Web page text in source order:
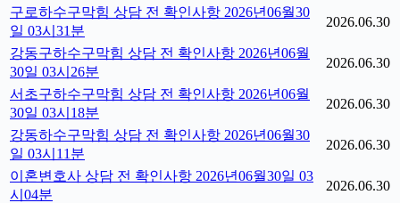
구로하수구막힘 상담 전 확인사항 2026년06월30
일 03시31분
2026.06.30
강동구하수구막힘 상담 전 확인사항 2026년06월
30일 03시26분
2026.06.30
서초구하수구막힘 상담 전 확인사항 2026년06월
30일 03시18분
2026.06.30
강동하수구막힘 상담 전 확인사항 2026년06월30
일 03시11분
2026.06.30
이혼변호사 상담 전 확인사항 2026년06월30일 03
시04분
2026.06.30